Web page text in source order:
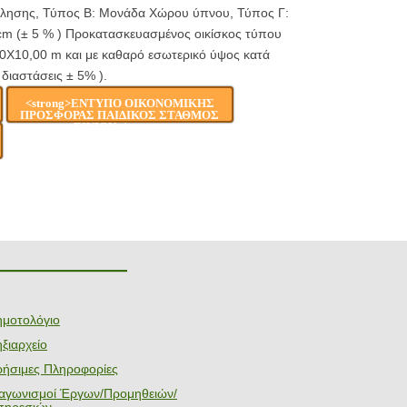
Τύπος Β: Μονάδα Χώρου ύπνου, Τύπος Γ:
(± 5 % ) Προκατασκευασμένος οικίσκος τύπου
m και με καθαρό εσωτερικό ύψος κατά
± 5% ).
<strong>ΕΝΤΥΠΟ ΟΙΚΟΝΟΜΙΚΗΣ
ΠΡΟΣΦΟΡΑΣ ΠΑΙΔΙΚΟΣ ΣΤΑΘΜΟΣ
ΣΙΝΙΩΝ</strong>
Πληροφορίες
Έργων/Προμηθειών/